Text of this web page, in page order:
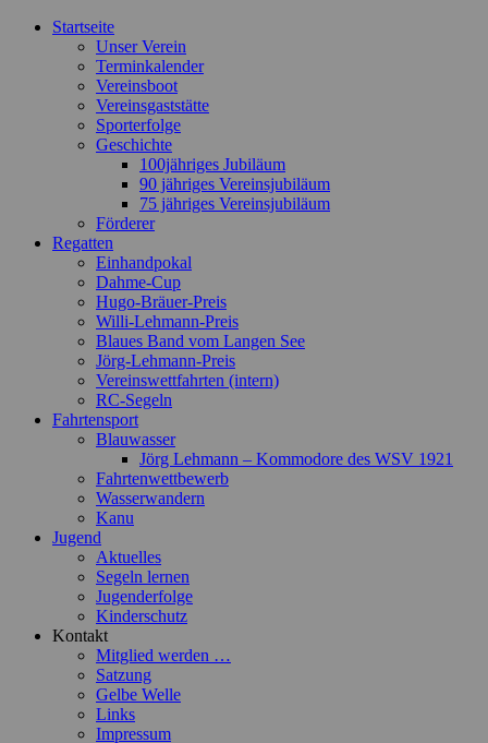
Startseite
Unser Verein
Terminkalender
Vereinsboot
Vereinsgaststätte
Sporterfolge
Geschichte
100jähriges Jubiläum
90 jähriges Vereinsjubiläum
75 jähriges Vereinsjubiläum
Förderer
Regatten
Einhandpokal
Dahme-Cup
Hugo-Bräuer-Preis
Willi-Lehmann-Preis
Blaues Band vom Langen See
Jörg-Lehmann-Preis
Vereinswettfahrten (intern)
RC-Segeln
Fahrtensport
Blauwasser
Jörg Lehmann – Kommodore des WSV 1921
Fahrtenwettbewerb
Wasserwandern
Kanu
Jugend
Aktuelles
Segeln lernen
Jugenderfolge
Kinderschutz
Kontakt
Mitglied werden …
Satzung
Gelbe Welle
Links
Impressum